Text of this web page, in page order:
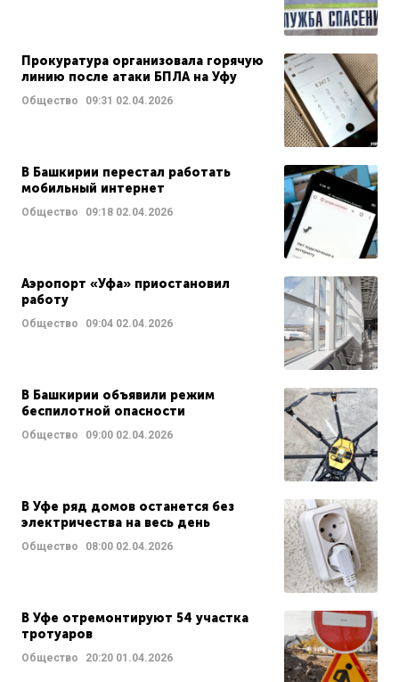
Прокуратура организовала горячую
линию после атаки БПЛА на Уфу
Общество 09:31 02.04.2026
В Башкирии перестал работать
мобильный интернет
Общество 09:18 02.04.2026
Аэропорт «Уфа» приостановил
работу
Общество 09:04 02.04.2026
В Башкирии объявили режим
беспилотной опасности
Общество 09:00 02.04.2026
В Уфе ряд домов останется без
электричества на весь день
Общество 08:00 02.04.2026
В Уфе отремонтируют 54 участка
тротуаров
Общество 20:20 01.04.2026